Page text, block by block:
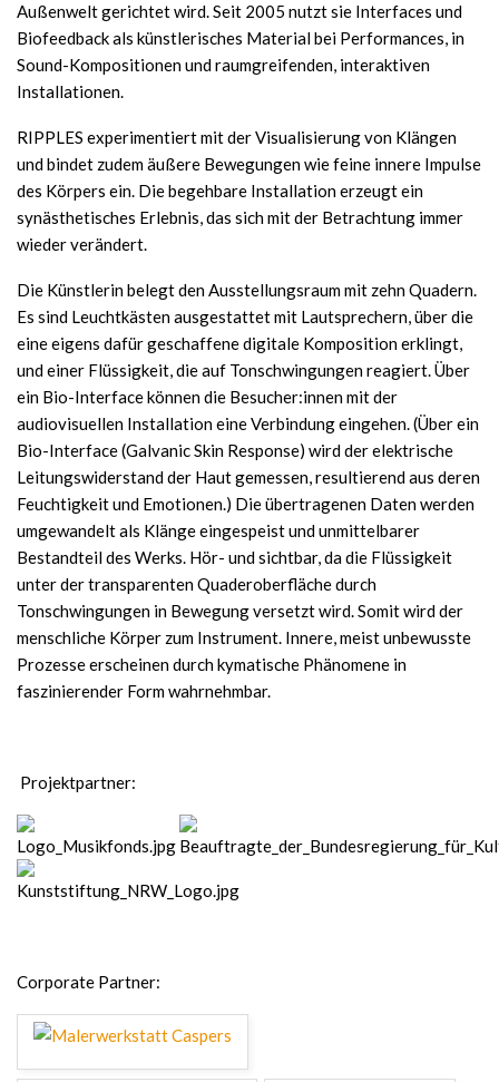
Außenwelt gerichtet wird. Seit 2005 nutzt sie Interfaces und
Biofeedback als künstlerisches Material bei Performances, in
Sound-Kompositionen und raumgreifenden, interaktiven
Installationen.
RIPPLES experimentiert mit der Visualisierung von Klängen
und bindet zudem äußere Bewegungen wie feine innere Impulse
des Körpers ein. Die begehbare Installation erzeugt ein
synästhetisches Erlebnis, das sich mit der Betrachtung immer
wieder verändert.
Die Künstlerin belegt den Ausstellungsraum mit zehn Quadern.
Es sind Leuchtkästen ausgestattet mit Lautsprechern, über die
eine eigens dafür geschaffene digitale Komposition erklingt,
und einer Flüssigkeit, die auf Tonschwingungen reagiert. Über
ein Bio-Interface können die Besucher:innen mit der
audiovisuellen Installation eine Verbindung eingehen. (Über ein
Bio-Interface (Galvanic Skin Response) wird der elektrische
Leitungswiderstand der Haut gemessen, resultierend aus deren
Feuchtigkeit und Emotionen.) Die übertragenen Daten werden
umgewandelt als Klänge eingespeist und unmittelbarer
Bestandteil des Werks. Hör- und sichtbar, da die Flüssigkeit
unter der transparenten Quaderoberfläche durch
Tonschwingungen in Bewegung versetzt wird. Somit wird der
menschliche Körper zum Instrument. Innere, meist unbewusste
Prozesse erscheinen durch kymatische Phänomene in
faszinierender Form wahrnehmbar.
Projektpartner:
Corporate Partner: